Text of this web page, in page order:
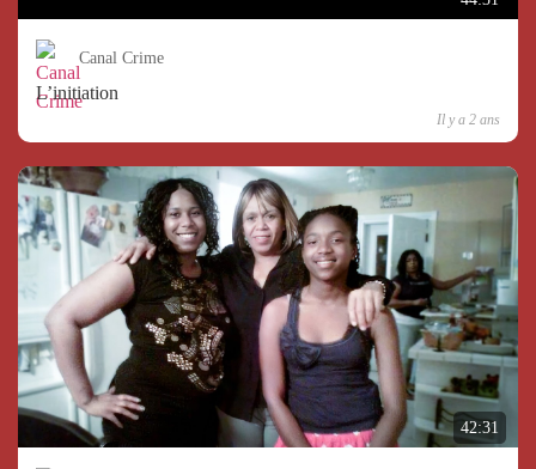
Canal Crime
L’initiation
Il y a 2 ans
42:31